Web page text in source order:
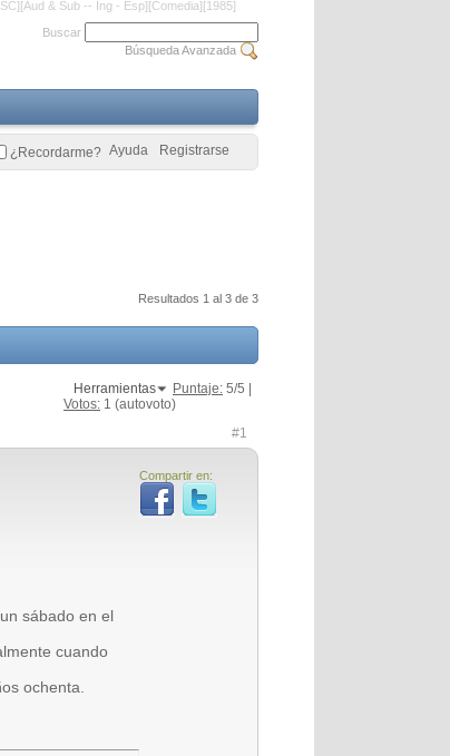
& Sub -- Ing - Esp][Comedia][1985]
Resultados 1 al 3 de 3
Herramientas Puntaje: 5/5 |
Votos: 1 (autovoto)
#1
Compartir en:
sábado en el
cuando
ochenta.
Buscar
Búsqueda Avanzada
Registrarse
Ayuda
¿Recordarme?